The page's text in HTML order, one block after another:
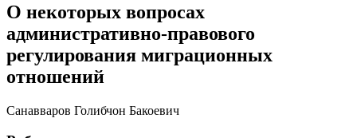
О некоторых вопросах
административно-правового
регулирования миграционных
отношений
Санавваров Голибчон Бакоевич